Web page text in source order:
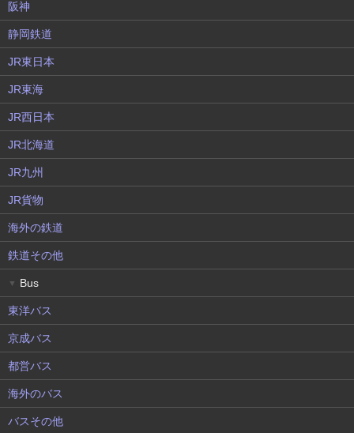
阪神
静岡鉄道
JR東日本
JR東海
JR西日本
JR北海道
JR九州
JR貨物
海外の鉄道
鉄道その他
▼ Bus
東洋バス
京成バス
都営バス
海外のバス
バスその他